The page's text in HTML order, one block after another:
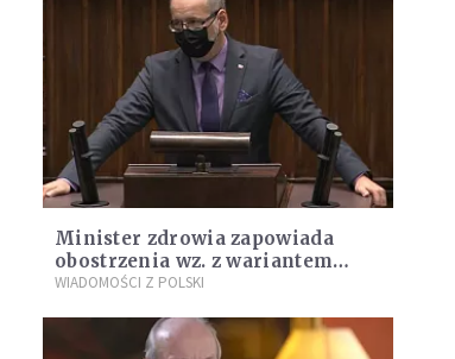
Minister zdrowia zapowiada
obostrzenia wz. z wariantem
Omikron
WIADOMOŚCI Z POLSKI